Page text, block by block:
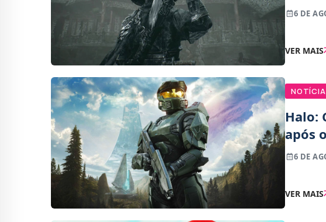
6 DE
VER MAIS
NOTÍCIA
Halo:
após
6 DE
VER MAIS